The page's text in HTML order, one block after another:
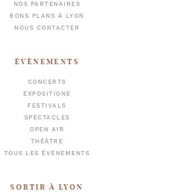
NOS PARTENAIRES
BONS PLANS À LYON
NOUS CONTACTER
ÉVÈNEMENTS
CONCERTS
EXPOSITIONS
FESTIVALS
SPECTACLES
OPEN AIR
THÉÂTRE
TOUS LES ÉVÈNEMENTS
SORTIR À LYON